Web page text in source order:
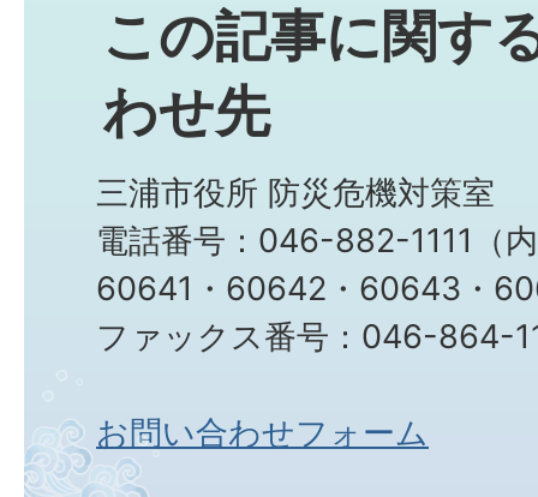
この記事に関す
わせ先
三浦市役所 防災危機対策室
電話番号：046-882-1111（
60641・60642・60643・
ファックス番号：046-864-
お問い合わせフォーム